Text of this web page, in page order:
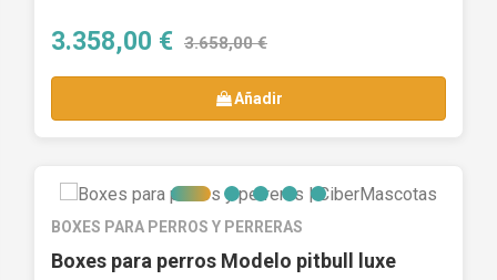
3.358,00 € 3.658,00 €
Añadir
BOXES PARA PERROS Y PERRERAS
Boxes para perros Modelo pitbull luxe